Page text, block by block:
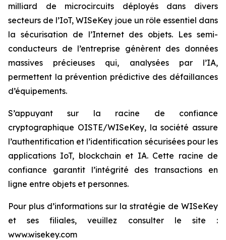
milliard de microcircuits déployés dans divers
secteurs de l’IoT, WISeKey joue un rôle essentiel dans
la sécurisation de l’Internet des objets. Les semi-
conducteurs de l’entreprise génèrent des données
massives précieuses qui, analysées par l’IA,
permettent la prévention prédictive des défaillances
d’équipements.
S’appuyant sur la racine de confiance
cryptographique OISTE/WISeKey, la société assure
l’authentification et l’identification sécurisées pour les
applications IoT, blockchain et IA. Cette racine de
confiance garantit l’intégrité des transactions en
ligne entre objets et personnes.
Pour plus d’informations sur la stratégie de WISeKey
et ses filiales, veuillez consulter le site :
www.wisekey.com